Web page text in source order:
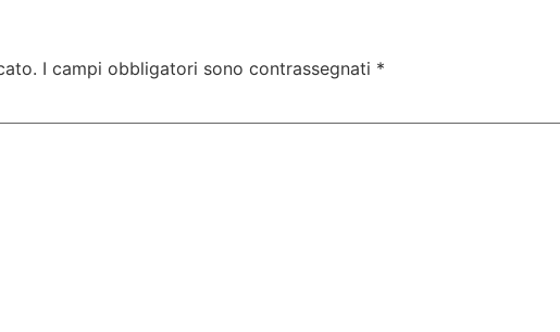
I campi obbligatori sono contrassegnati *